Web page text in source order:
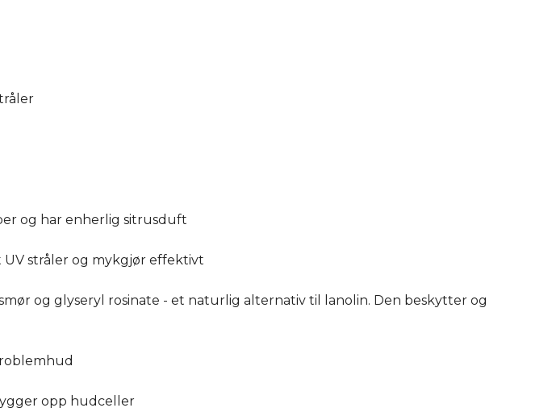
og har enherlig sitrusduft
stråler og mykgjør effektivt
og glyseryl rosinate - et naturlig alternativ til lanolin. Den beskytter og
opp hudceller